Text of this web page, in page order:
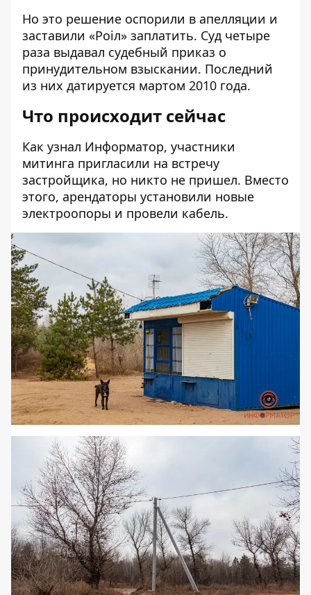
Но это решение оспорили в апелляции и
заставили «Роіл» заплатить. Суд четыре
раза выдавал судебный приказ о
принудительном взыскании. Последний
из них датируется мартом 2010 года.
Что происходит сейчас
Как узнал Информатор, участники
митинга пригласили на встречу
застройщика, но никто не пришел. Вместо
этого, арендаторы установили новые
электроопоры и провели кабель.